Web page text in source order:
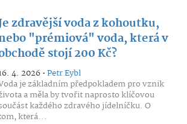
zdravější voda z kohoutku,
"prémiová" voda, která v
stojí 200 Kč?
4. 2026 •Petr Eybl
je základním předpokladem pro vznik
a měla by tvořit naprosto klíčovou
každého zdravého jídelníčku. O
která...